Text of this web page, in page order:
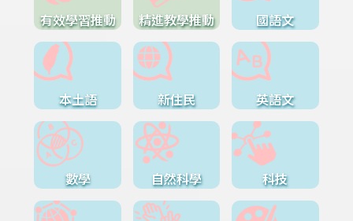
有效學習推動 精進教學推動 國語文
本土語 新住民 英語文
數學 自然科學 科技